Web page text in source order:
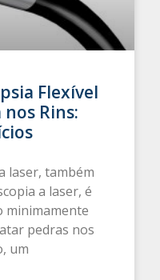
Flexível
Rins:
laser, também
a laser, é
minimamente
pedras nos
um